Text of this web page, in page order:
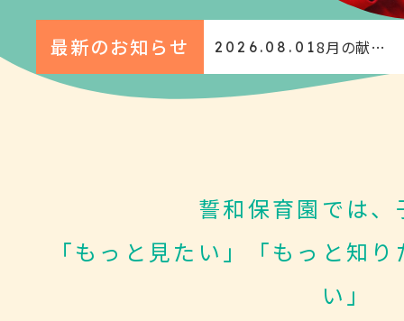
最新のお知らせ 2026.08.018月の献立
表を更新し
ました。
誓和保育園では、
「もっと見たい」
「もっと知
い」